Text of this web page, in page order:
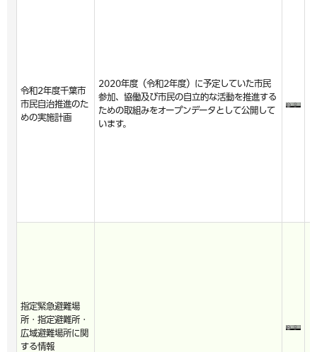
令和2年度千葉市
市民自治推進のた
めの実施計画
2020年度（令和2年度）に予定していた市民
参加、協働及び市民の自立的な活動を推進する
ための取組みをオープンデータとして公開して
います。
指定緊急避難場
所・指定避難所・
広域避難場所に関
する情報